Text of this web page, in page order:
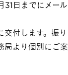
日までにメール
付します。振り
局より個別にご案